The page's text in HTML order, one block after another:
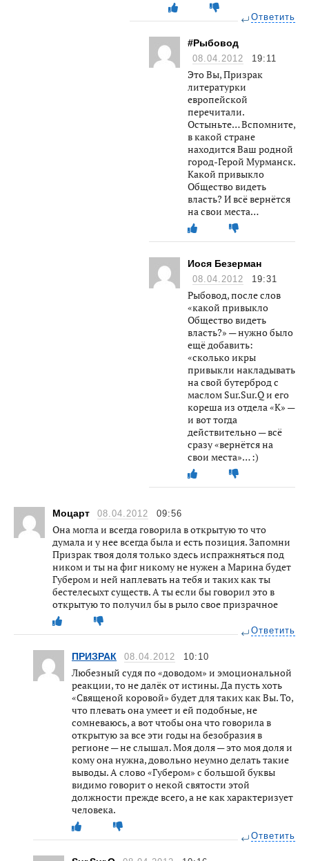
Ответить
#Рыбовод
08.04.2012 19:11
Это Вы, Призрак
литературки
европейской
перечитали.
Остыньте… Вспомните,
в какой стране
находится Ваш родной
город-Герой Мурманск.
Какой привыкло
Общество видеть
власть? И всё вернётся
на свои места…
Иося Безерман
08.04.2012 19:31
Рыбовод, после слов
«какой привыкло
Общество видеть
власть?» — нужно было
ещё добавить:
«сколько икры
привыкли накладывать
на свой бутерброд с
маслом Sur.Sur.Q и его
кореша из отдела «К» —
и вот тогда
действительно — всё
сразу «вернётся на
свои места»… :)
Моцарт 08.04.2012 09:56
Она могла и всегда говорила в открытую то что
думала и у нее всегда была и есть позиция. Запомни
Призрак твоя доля только здесь испражняться под
ником и ты на фиг никому не нужен а Марина будет
Губером и ней наплевать на тебя и таких как ты
бестелесыхт существ. А ты если бы говорил это в
открытую то получил бы в рыло свое призрачное
Ответить
ПРИЗРАК 08.04.2012 10:10
Любезный судя по «доводом» и эмоциональной
реакции, то не далёк от истины. Да пусть хоть
«Священой коровой» будет для таких как Вы. То,
что плевать она умеет и ей подобные, не
сомневаюсь, а вот чтобы она что говорила в
открытую за все эти годы на безобразия в
регионе — не слышал. Моя доля — это моя доля и
кому она нужна, довольно неумно делать такие
выводы. А слово «Губером» с большой буквы
видимо говорит о некой святости этой
должности прежде всего, а не как характеризует
человека.
Ответить